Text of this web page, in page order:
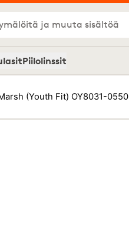
ja muuta sisältöä
Piilolinssit
(Youth Fit) OY8031-0550